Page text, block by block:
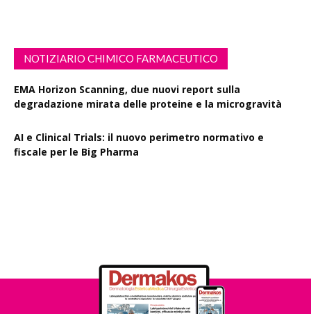
NOTIZIARIO CHIMICO FARMACEUTICO
EMA Horizon Scanning, due nuovi report sulla
degradazione mirata delle proteine e la microgravità
AI e Clinical Trials: il nuovo perimetro normativo e
fiscale per le Big Pharma